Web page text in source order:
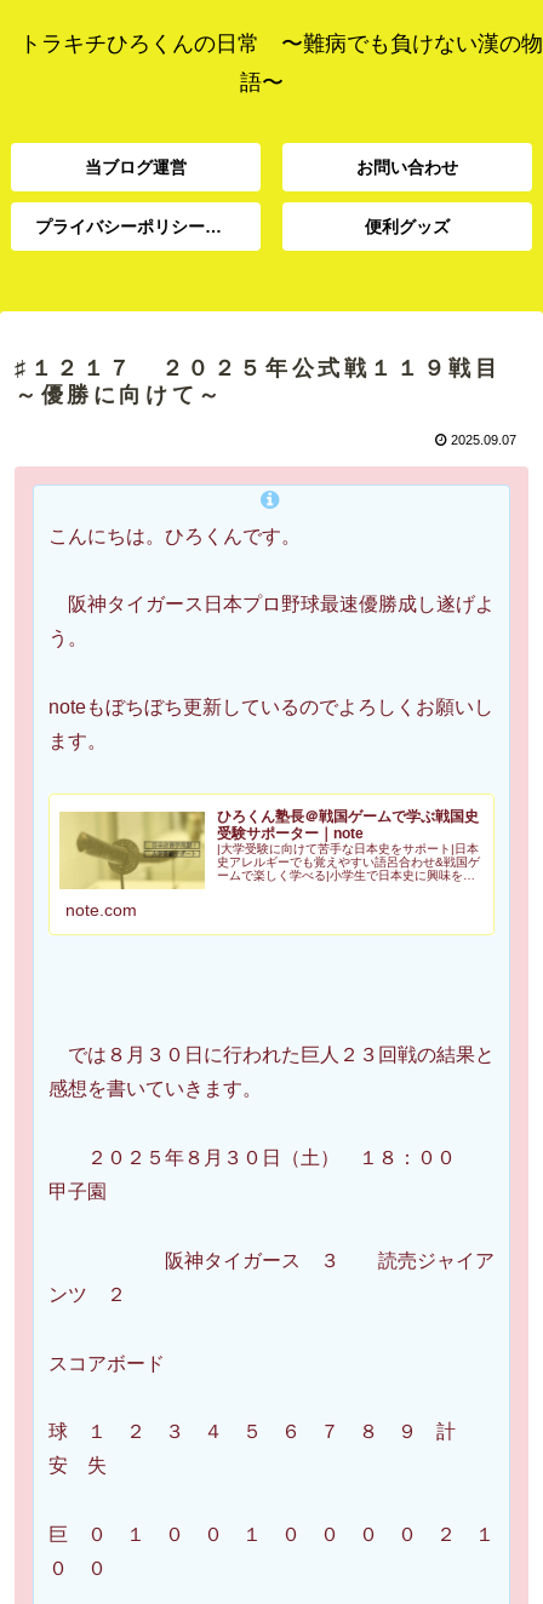
トラキチひろくんの日常 〜難病でも負けない漢の物
語〜
当ブログ運営 お問い合わせ
プライバシーポリシー、免責事項 便利グッズ
♯１２１７ ２０２５年公式戦１１９戦目
～優勝に向けて～
2025.09.07
こんにちは。ひろくんです。
阪神タイガース日本プロ野球最速優勝成し遂げよ
う。
noteもぼちぼち更新しているのでよろしくお願いし
ます。
ひろくん塾長＠戦国ゲームで学ぶ戦国史
受験サポーター｜note
|大学受験に向けて苦手な日本史をサポート|日本
史アレルギーでも覚えやすい語呂合わせ&戦国ゲ
ームで楽しく学べる|小学生で日本史に興味を持
note.com
では８月３０日に行われた巨人２３回戦の結果と
感想を書いていきます。
２０２５年８月３０日（土） １８：００
甲子園
阪神タイガース ３ 読売ジャイア
ンツ ２
スコアボード
球 １ ２ ３ ４ ５ ６ ７ ８ ９ 計
安 失
巨 ０ １ ０ ０ １ ０ ０ ０ ０ ２ １
０ ０